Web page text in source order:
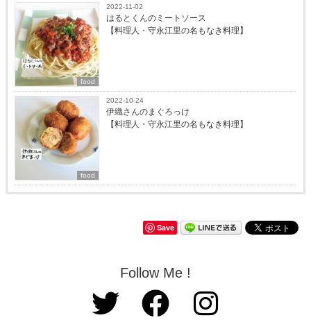
food
2022-11-02
はるとくんのミートソース
【料理人・守永江里の名もなき料理】
food
2022-10-24
伊織さんのまぐろっけ
【料理人・守永江里の名もなき料理】
Save
Follow Me !